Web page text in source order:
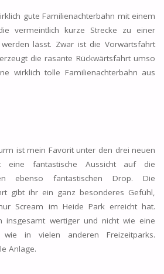
gute Familienachterbahn mit einem
vermeintlich kurze Strecke zu einer
lässt. Zwar ist die Vorwärtsfahrt
die rasante Rückwärtsfahrt umso
wirklich tolle Familienachterbahn aus
ist mein Favorit unter den drei neuen
eine fantastische Aussicht auf die
ebenso fantastischen Drop. Die
gibt ihr ein ganz besonderes Gefühl,
Scream im Heide Park erreicht hat.
insgesamt wertiger und nicht wie eine
wie in vielen anderen Freizeitparks.
Anlage.